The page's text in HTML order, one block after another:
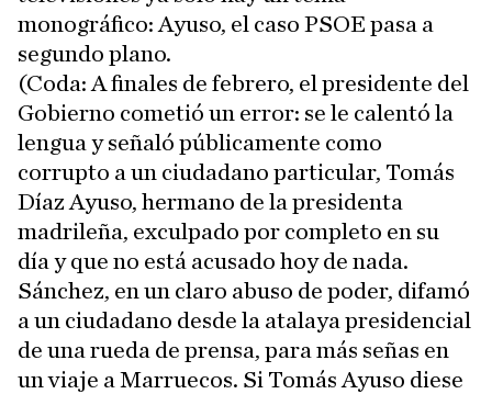
monográfico: Ayuso, el caso PSOE pasa a
segundo plano.
(Coda: A finales de febrero, el presidente del
Gobierno cometió un error: se le calentó la
lengua y señaló públicamente como
corrupto a un ciudadano particular, Tomás
Díaz Ayuso, hermano de la presidenta
madrileña, exculpado por completo en su
día y que no está acusado hoy de nada.
Sánchez, en un claro abuso de poder, difamó
a un ciudadano desde la atalaya presidencial
de una rueda de prensa, para más señas en
un viaje a Marruecos. Si Tomás Ayuso diese